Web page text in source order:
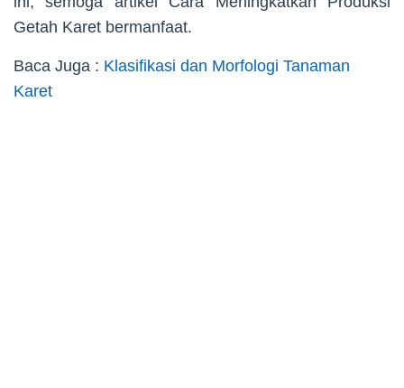
Getah Karet bermanfaat.
Baca Juga : Klasifikasi dan Morfologi Tanaman
Karet